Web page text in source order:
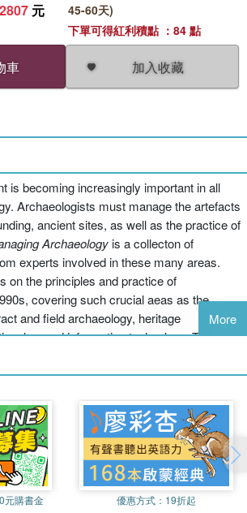
2807 元
車 加入收藏
45-60天)
下單可得紅利積點 ：84 點
is becoming increasingly important in all
Archaeologists must manage the artefacts
ancient sites, as well as the practice of
Archaeologyis a collecton of
experts involved in these many areas.
on the principles and practice of
covering such crucial aeas as the
and field archaeology, heritage
law and information technology. The
and informative reading for
managers, as well as planners, policy
consultants.
More
元購書金 優惠方式： 19折起